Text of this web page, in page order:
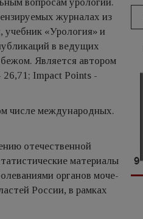
журналах из
«Уроло­гия» и
в ведущих
Является автором
Impact Points -
числе международных.
отечественной
материалы
органов моче­
России, в рамках